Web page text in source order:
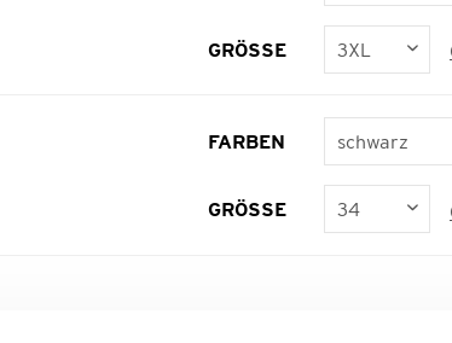
GRÖSSE
FARBEN
GRÖSSE